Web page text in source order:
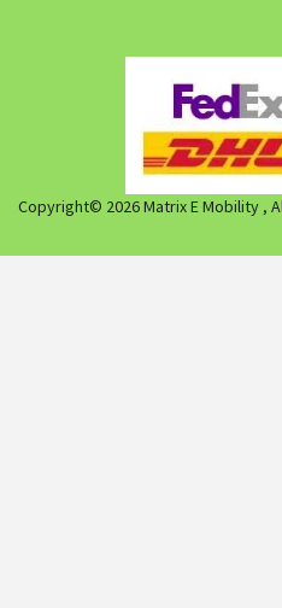
Copyright© 2026 Matrix E Mobility ,